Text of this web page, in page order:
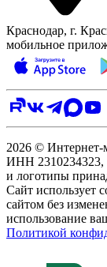
Краснодар, г.
мобильное
2026 ©
ИНН 2310234323,
и логотипы
Сайт использует
сайтом без
использование
Политикой